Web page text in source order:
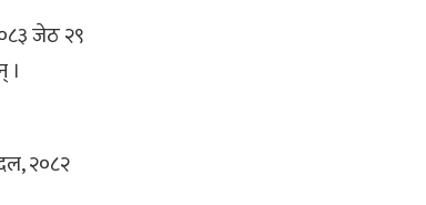
जेठ २९
।
२०८२